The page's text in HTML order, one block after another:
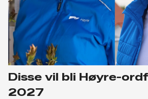
Disse vil bli Høyre-
2027